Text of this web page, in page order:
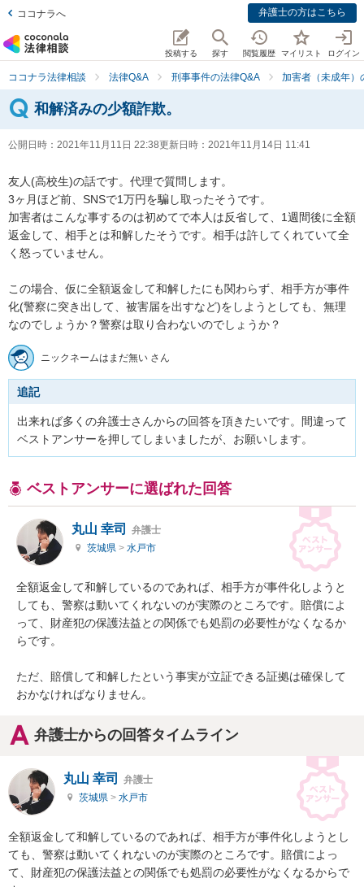
ココナラへ 弁護士の方はこちら
投稿する 探す 閲覧履歴 マイリスト ログイン
ココナラ法律相談 法律Q&A 刑事事件の法律Q&A 加害者（未成年）
和解済みの少額詐欺。
公開日時： 2021年11月11日 22:38更新日時： 2021年11月14日 11:41
友人(高校生)の話です。代理で質問します。
3ヶ月ほど前、SNSで1万円を騙し取ったそうです。
加害者はこんな事するのは初めてで本人は反省して、1週間後に全額
返金して、相手とは和解したそうです。相手は許してくれていて全
く怒っていません。
この場合、仮に全額返金して和解したにも関わらず、相手方が事件
化(警察に突き出して、被害届を出すなど)をしようとしても、無理
なのでしょうか？警察は取り合わないのでしょうか？
ニックネームはまだ無い さん
追記
出来れば多くの弁護士さんからの回答を頂きたいです。間違って
ベストアンサーを押してしまいましたが、お願いします。
ベストアンサーに選ばれた回答
丸山 幸司
弁護士
茨城県 > 水戸市
全額返金して和解しているのであれば、相手方が事件化しようと
しても、警察は動いてくれないのが実際のところです。賠償によ
って、財産犯の保護法益との関係でも処罰の必要性がなくなるか
らです。
ただ、賠償して和解したという事実が立証できる証拠は確保して
おかなければなりません。
弁護士からの回答タイムライン
丸山 幸司
弁護士
茨城県 > 水戸市
全額返金して和解しているのであれば、相手方が事件化しようとし
ても、警察は動いてくれないのが実際のところです。賠償によっ
て、財産犯の保護法益との関係でも処罰の必要性がなくなるからで